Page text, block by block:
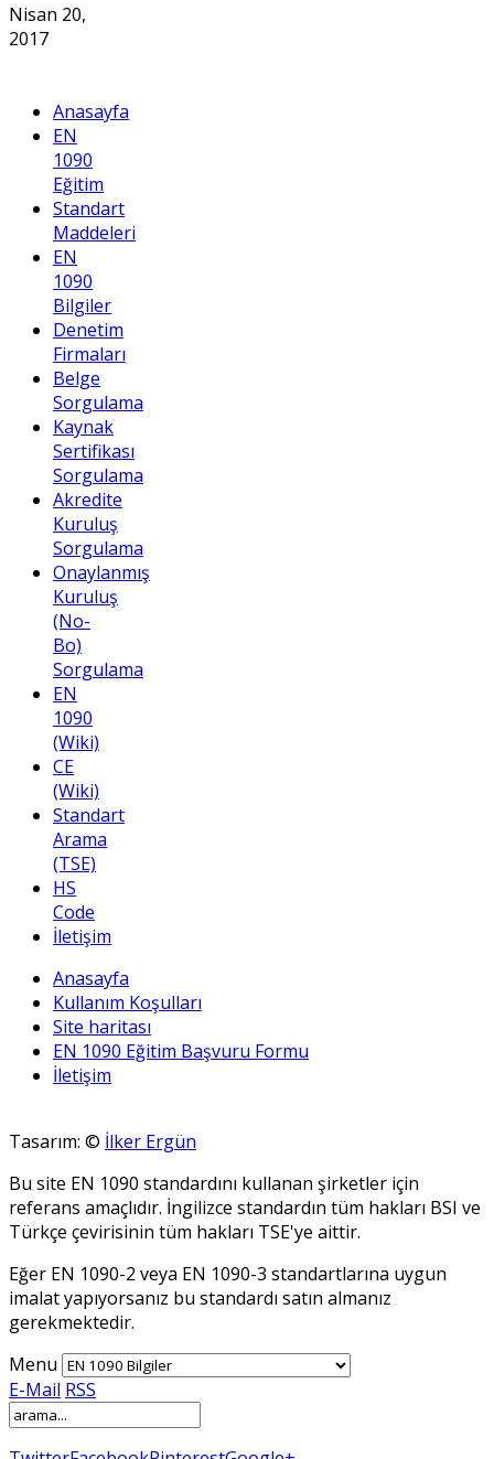
Nisan 20,
2017
Anasayfa
EN
1090
Eğitim
Standart
Maddeleri
EN
1090
Bilgiler
Denetim
Firmaları
Belge
Sorgulama
Kaynak
Sertifikası
Sorgulama
Akredite
Kuruluş
Sorgulama
Onaylanmış
Kuruluş
(No-
Bo)
Sorgulama
EN
1090
(Wiki)
CE
(Wiki)
Standart
Arama
(TSE)
HS
Code
İletişim
Anasayfa
Kullanım Koşulları
Site haritası
EN 1090 Eğitim Başvuru Formu
İletişim
Tasarım: © İlker Ergün
Bu site EN 1090 standardını kullanan şirketler için
referans amaçlıdır. İngilizce standardın tüm hakları BSI ve
Türkçe çevirisinin tüm hakları TSE'ye aittir.
Eğer EN 1090-2 veya EN 1090-3 standartlarına uygun
imalat yapıyorsanız bu standardı satın almanız
gerekmektedir.
Menu
E-Mail RSS